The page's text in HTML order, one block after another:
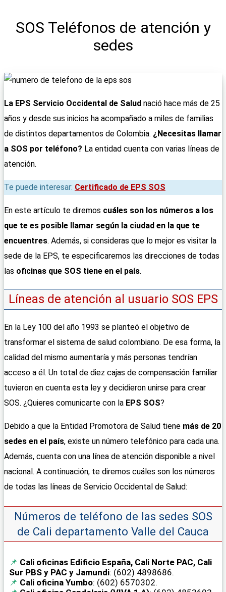
SOS Teléfonos de atención y
sedes
La EPS Servicio Occidental de Salud nació hace más de 25
años y desde sus inicios ha acompañado a miles de familias
de distintos departamentos de Colombia. ¿Necesitas llamar
a SOS por teléfono? La entidad cuenta con varias líneas de
atención.
Te puede interesar: Certificado de EPS SOS
En este artículo te diremos cuáles son los números a los
que te es posible llamar según la ciudad en la que te
encuentres. Además, si consideras que lo mejor es visitar la
sede de la EPS, te especificaremos las direcciones de todas
las oficinas que SOS tiene en el país.
Líneas de atención al usuario SOS EPS
En la Ley 100 del año 1993 se planteó el objetivo de
transformar el sistema de salud colombiano. De esa forma, la
calidad del mismo aumentaría y más personas tendrían
acceso a él. Un total de diez cajas de compensación familiar
tuvieron en cuenta esta ley y decidieron unirse para crear
SOS. ¿Quieres comunicarte con la EPS SOS?
Debido a que la Entidad Promotora de Salud tiene más de 20
sedes en el país, existe un número telefónico para cada una.
Además, cuenta con una línea de atención disponible a nivel
nacional. A continuación, te diremos cuáles son los números
de todas las líneas de Servicio Occidental de Salud:
Números de teléfono de las sedes SOS
de Cali departamento Valle del Cauca
Cali oficinas Edificio España, Cali Norte PAC, Cali
Sur PBS y PAC y Jamundi: (602) 4898686.
Cali oficina Yumbo: (602) 6570302.